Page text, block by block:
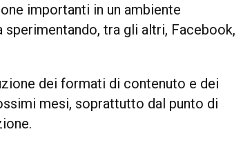
importanti in un ambiente
tra gli altri, Facebook,
dei formati di contenuto e dei
mesi, soprattutto dal punto di